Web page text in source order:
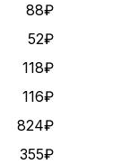
88₽
52₽
118₽
116₽
824₽
355₽